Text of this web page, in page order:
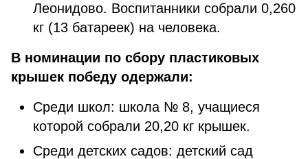
Леонидово. Воспитанники собрали 0,260
кг (13 батареек) на человека.
В номинации по сбору пластиковых
крышек победу одержали:
Среди школ: школа № 8, учащиеся
которой собрали 20,20 кг крышек.
Среди детских садов: детский сад